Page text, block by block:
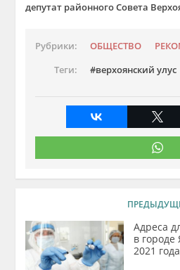
депутат районного Совета
Рубрики: ОБЩЕСТВО
Теги:
верхоянский улус
Адреса
в городе
2021 года